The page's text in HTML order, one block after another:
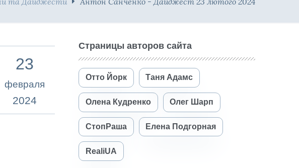
23
февраля
2024
Страницы авторов сайта
Отто Йорк Таня Адамс
Олена Кудренко Олег Шарп
СтопРаша Елена Подгорная
RealiUA